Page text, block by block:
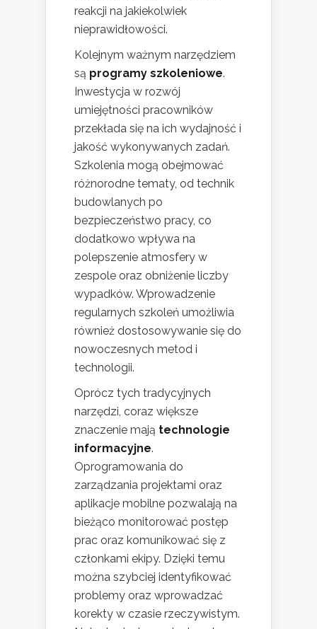
reakcji na jakiekolwiek
nieprawidłowości.
Kolejnym ważnym narzędziem
są programy szkoleniowe.
Inwestycja w rozwój
umiejętności pracowników
przekłada się na ich wydajność i
jakość wykonywanych zadań.
Szkolenia mogą obejmować
różnorodne tematy, od technik
budowlanych po
bezpieczeństwo pracy, co
dodatkowo wpływa na
polepszenie atmosfery w
zespole oraz obniżenie liczby
wypadków. Wprowadzenie
regularnych szkoleń umożliwia
również dostosowywanie się do
nowoczesnych metod i
technologii.
Oprócz tych tradycyjnych
narzędzi, coraz większe
znaczenie mają technologie
informacyjne.
Oprogramowania do
zarządzania projektami oraz
aplikacje mobilne pozwalają na
bieżąco monitorować postęp
prac oraz komunikować się z
członkami ekipy. Dzięki temu
można szybciej identyfikować
problemy oraz wprowadzać
korekty w czasie rzeczywistym.